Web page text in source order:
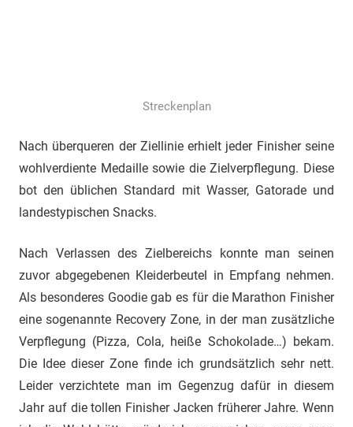
Streckenplan
Nach überqueren der Ziellinie erhielt jeder Finisher seine
wohlverdiente Medaille sowie die Zielverpflegung. Diese
bot den üblichen Standard mit Wasser, Gatorade und
landestypischen Snacks.
Nach Verlassen des Zielbereichs konnte man seinen
zuvor abgegebenen Kleiderbeutel in Empfang nehmen.
Als besonderes Goodie gab es für die Marathon Finisher
eine sogenannte Recovery Zone, in der man zusätzliche
Verpflegung (Pizza, Cola, heiße Schokolade…) bekam.
Die Idee dieser Zone finde ich grundsätzlich sehr nett.
Leider verzichtete man im Gegenzug dafür in diesem
Jahr auf die tollen Finisher Jacken früherer Jahre. Wenn